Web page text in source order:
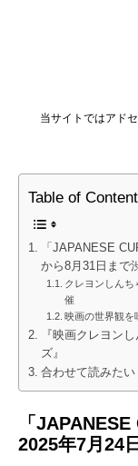
当サイトではアド
Table of
「JAPANESE
から8月31日まで
クレヨンしんち
催
映画の世界観を
『映画クレヨン
ズ』
合わせて読みたい
「
2025年7月24